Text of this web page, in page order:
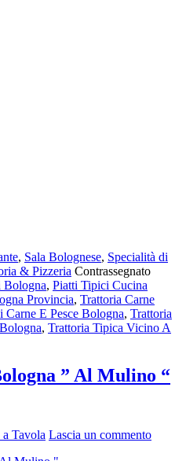
, Sala Bolognese, Specialità di
& Pizzeria Contrassegnato
Bologna, Piatti Tipici Cucina
Provincia, Trattoria Carne
E Pesce Bologna, Trattoria
, Trattoria Tipica Vicino A
” Al Mulino “
Tavola Lascia un commento